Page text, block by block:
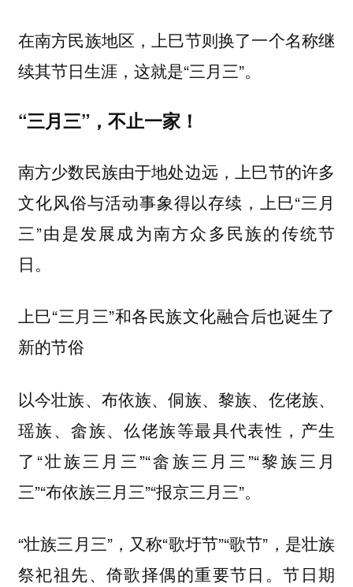
在南方民族地区，上巳节则换了一个名称继
续其节日生涯，这就是“三月三”。
“三月三”，不止一家！
南方少数民族由于地处边远，上巳节的许多
文化风俗与活动事象得以存续，上巳“三月
三”由是发展成为南方众多民族的传统节
日。
上巳“三月三”和各民族文化融合后也诞生了
新的节俗
以今壮族、布依族、侗族、黎族、仡佬族、
瑶族、畲族、仫佬族等最具代表性，产生
了“壮族三月三”“畲族三月三”“黎族三月
三”“布依族三月三”“报京三月三”。
“壮族三月三”，又称“歌圩节”“歌节”，是壮族
祭祀祖先、倚歌择偶的重要节日。节日期